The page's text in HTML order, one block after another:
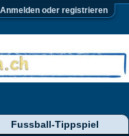
Anmelden oder registrieren
Fussball-Tippspiel